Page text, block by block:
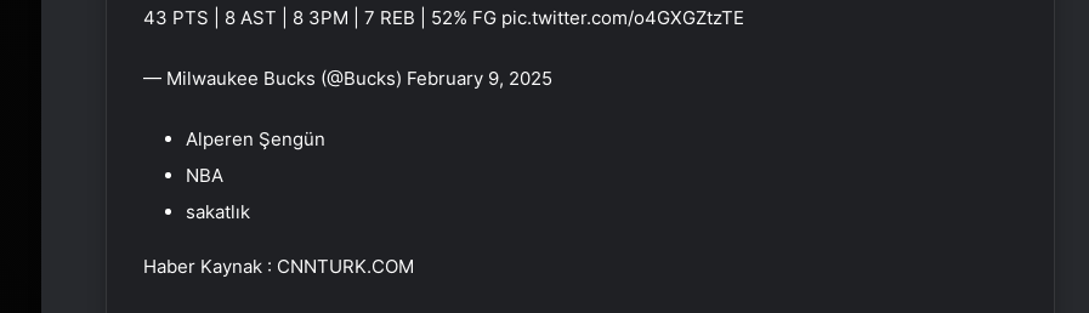
43 PTS | 8 AST | 8 3PM | 7 REB | 52% FG pic.twitter.com/o4GXGZtzTE
— Milwaukee Bucks (@Bucks) February 9, 2025
Alperen Şengün
NBA
sakatlık
Haber Kaynak : CNNTURK.COM